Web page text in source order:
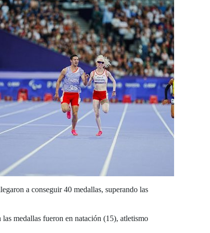
a conseguir 40 medallas, superando las
medallas fueron en natación (15), atletismo